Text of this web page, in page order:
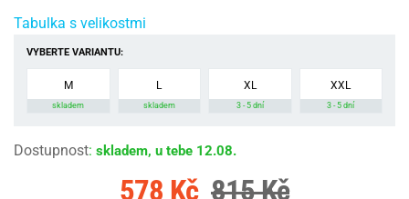
Tabulka s velikostmi
VYBERTE VARIANTU:
M
skladem
L
skladem
XL
3 - 5 dní
XXL
3 - 5 dní
Dostupnost: skladem, u tebe 12.08.
578 Kč 815 Kč